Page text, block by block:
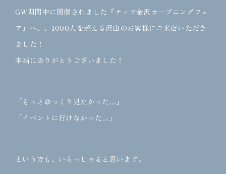
GW期間中に開催されました『ナッツ金沢オープニングフェ
ア』へ、、1000人を超える沢山のお客様にご来店いただき
ました！
本当にありがとうございました！
「もっとゆっくり見たかった…」
「イベントに行けなかった…」
という方も、いらっしゃると思います。